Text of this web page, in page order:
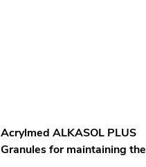
Acrylmed ALKASOL PLUS
Granules for maintaining the